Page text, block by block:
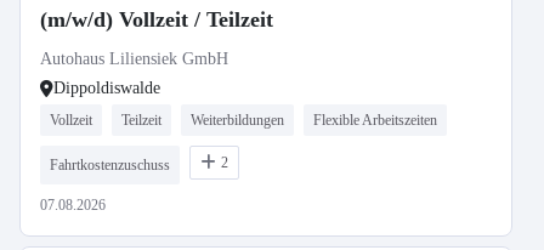
(m/w/d) Vollzeit / Teilzeit
Autohaus Liliensiek GmbH
Dippoldiswalde
Vollzeit Teilzeit Weiterbildungen Flexible Arbeitszeiten
Fahrtkostenzuschuss 2
07.08.2026